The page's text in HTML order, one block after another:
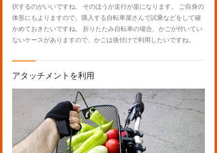
択するのがいいですね。 そのほうが走行が楽になります。 ご自身の
体形にもよりますので、購入する自転車屋さんで試乗などをして確
かめておきたいですね。 折りたたみ自転車の場合、かごが付いてい
ないケースがありますので、かごは後付けで利用したいですね。
アタッチメントを利用